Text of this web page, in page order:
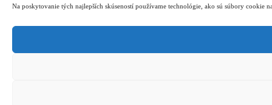
Na poskytovanie tých najlepších skúseností používame technológie, ako sú súbory